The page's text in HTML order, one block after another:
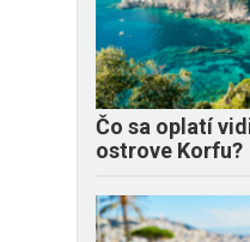
Čo sa oplatí
ostrove Korfu?